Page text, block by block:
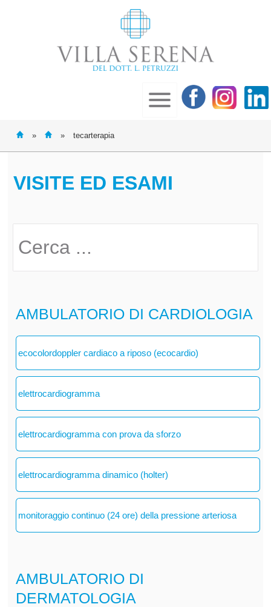
» » tecarterapia
VISITE ED ESAMI
AMBULATORIO DI CARDIOLOGIA
ecocolordoppler cardiaco a riposo (ecocardio)
elettrocardiogramma
elettrocardiogramma con prova da sforzo
elettrocardiogramma dinamico (holter)
monitoraggio continuo (24 ore) della pressione arteriosa
AMBULATORIO DI
DERMATOLOGIA